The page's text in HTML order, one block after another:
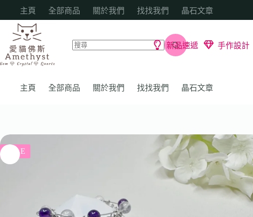
主頁 全部商品 關於我們 找找我們 晶石文章
新品速遞 手作設計
主頁 全部商品 關於我們 找找我們 晶石文章
SALE